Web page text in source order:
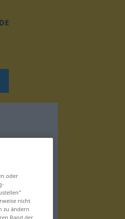
DE
oder
nicht
zu ändern
Rand der